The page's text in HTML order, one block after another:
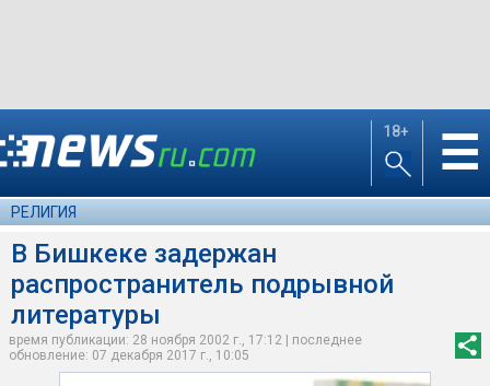
18+ ☰
РЕЛИГИЯ
В Бишкеке задержан
распространитель подрывной
литературы
время публикации: 28 ноября 2002 г., 17:12 | последнее
обновление: 07 декабря 2017 г., 10:05